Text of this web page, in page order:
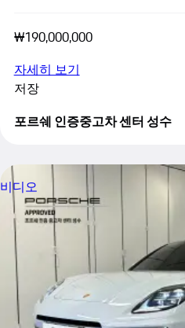
₩190,000,000
자세히 보기
저장
포르쉐 인증중고차 센터 성수
비디오